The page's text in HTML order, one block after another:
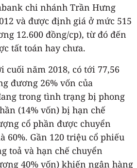
chi nhánh Trần Hưng
và được định giá ở mức 515
12.600 đồng/cp), từ đó đến
tất toán hay chưa.
cuối năm 2018, có tới 77,56
đương 26% vốn của
trong tình trạng bị phong
(14% vốn) bị hạn chế
cổ phần được chuyển
60%. Gần 120 triệu cổ phiếu
toả và hạn chế chuyển
40% vốn) khiến ngân hàng